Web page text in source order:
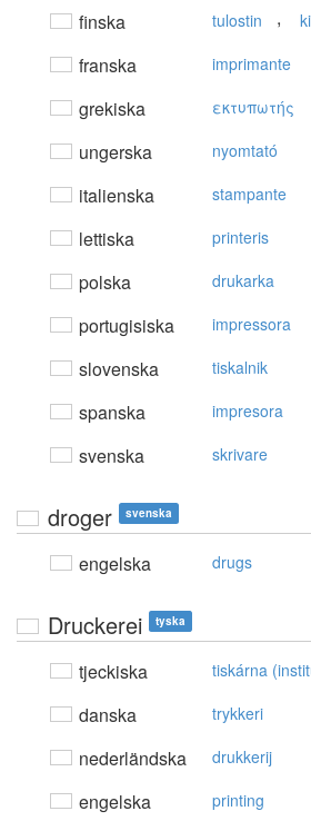
finska tulostin ,
franska imprimante
grekiska εκτυπωτής
ungerska nyomtató
italienska stampante
lettiska printeris
polska drukarka
portugisiska impressora
slovenska tiskalnik
spanska impresora
svenska skrivare
droger svenska
engelska drugs
Druckerei tyska
tjeckiska tiskárna
danska trykkeri
nederländska drukkerij
engelska printing